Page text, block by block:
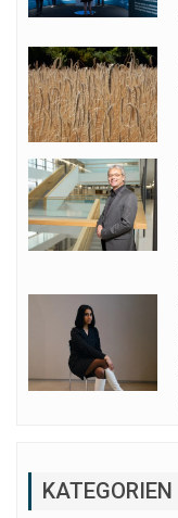
KATEGORIEN